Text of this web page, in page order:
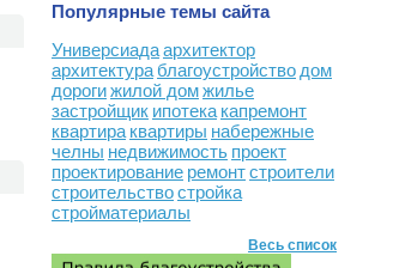
Популярные темы сайта
Универсиадаархитектор
архитектура благоустройство дом
дорогижилой домжилье
застройщик ипотека капремонт
квартира квартиры набережные
челны недвижимость проект
проектирование ремонтстроители
строительствостройка
стройматериалы
Весь список